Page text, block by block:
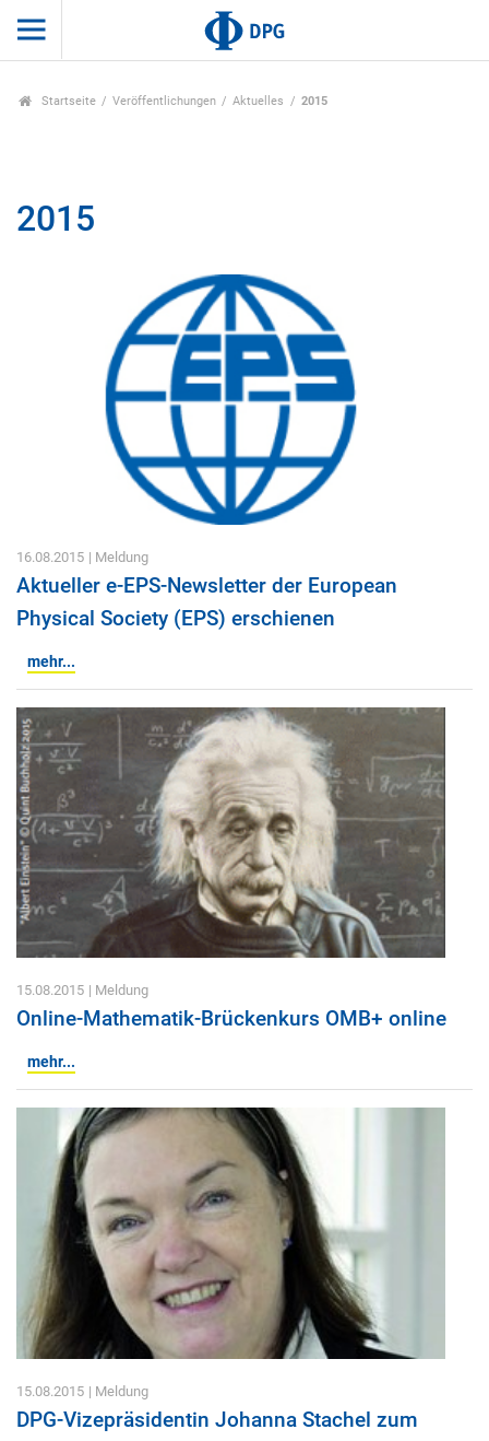
Startseite Veröffentlichungen Aktuelles 2015
2015
16.08.2015 | Meldung
Aktueller e-EPS-Newsletter der European
Physical Society (EPS) erschienen
mehr...
15.08.2015 | Meldung
Online-Mathematik-Brückenkurs OMB+ online
mehr...
15.08.2015 | Meldung
DPG-Vizepräsidentin Johanna Stachel zum